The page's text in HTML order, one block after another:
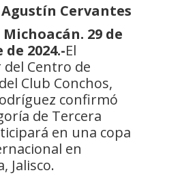
Cervantes
29 de
2024.-El
Centro de
Club Conchos,
confirmó
de Tercera
en una copa
en
Jalisco.